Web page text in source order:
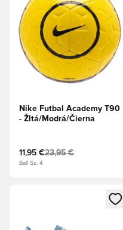
Nike Futbal Academy T90
- Žltá/Modrá/Čierna
11,95 €23,95 €
Ball Sz. 4
Otvorí modál na